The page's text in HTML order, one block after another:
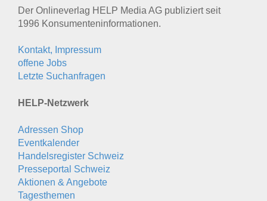
Der Onlineverlag HELP Media AG publiziert seit
1996 Konsumenten­informationen.
Kontakt, Impressum
offene Jobs
Letzte Suchanfragen
HELP-Netzwerk
Adressen Shop
Eventkalender
Handelsregister Schweiz
Presseportal Schweiz
Aktionen & Angebote
Tagesthemen